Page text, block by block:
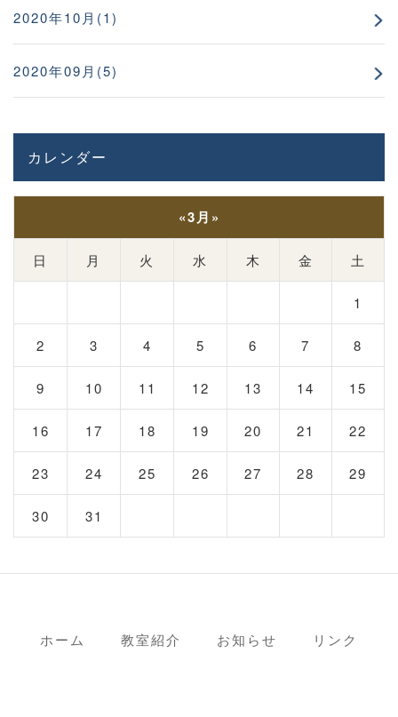
2020年10月(1)
2020年09月(5)
カレンダー
«3月 »
日 月 火 水 木 金 土
1
2 3 4 5 6 7 8
9 10 11 12 13 14 15
16 17 18 19 20 21 22
23 24 25 26 27 28 29
30 31
ホーム 教室紹介 お知らせ リンク